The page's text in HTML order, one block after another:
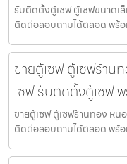
รับติดตั้งตู้เซฟ ตู้เซฟขนาดเ
ติดต่อสอบถามได้ตลอด พร้อ
ขายตู้เซฟ ตู้เซฟร้า
เซฟ รับติดตั้งตู้เซฟ
ขายตู้เซฟ ตู้เซฟร้านทอง ห
ติดต่อสอบถามได้ตลอด พร้อ